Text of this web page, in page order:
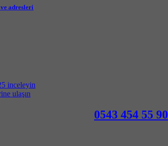
adresleri
inceleyin
ulaşın
0543 454 55 90